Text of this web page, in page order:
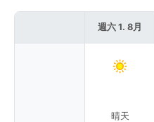
週六 1. 8月
晴天